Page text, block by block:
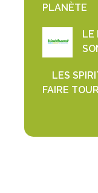
PLANÈTE
LE
LES
FAIRE